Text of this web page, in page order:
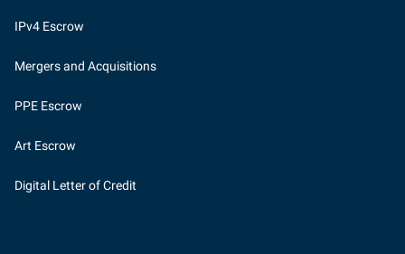
IPv4 Escrow
Mergers and Acquisitions
PPE Escrow
Art Escrow
Digital Letter of Credit